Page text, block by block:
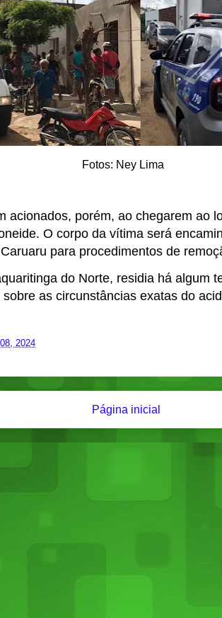
Fotos: Ney Lima
acionados, porém, ao chegarem ao
O corpo da vítima será
para procedimentos de
do Norte, residia há algum
as circunstâncias exatas do
2024
Página inicial